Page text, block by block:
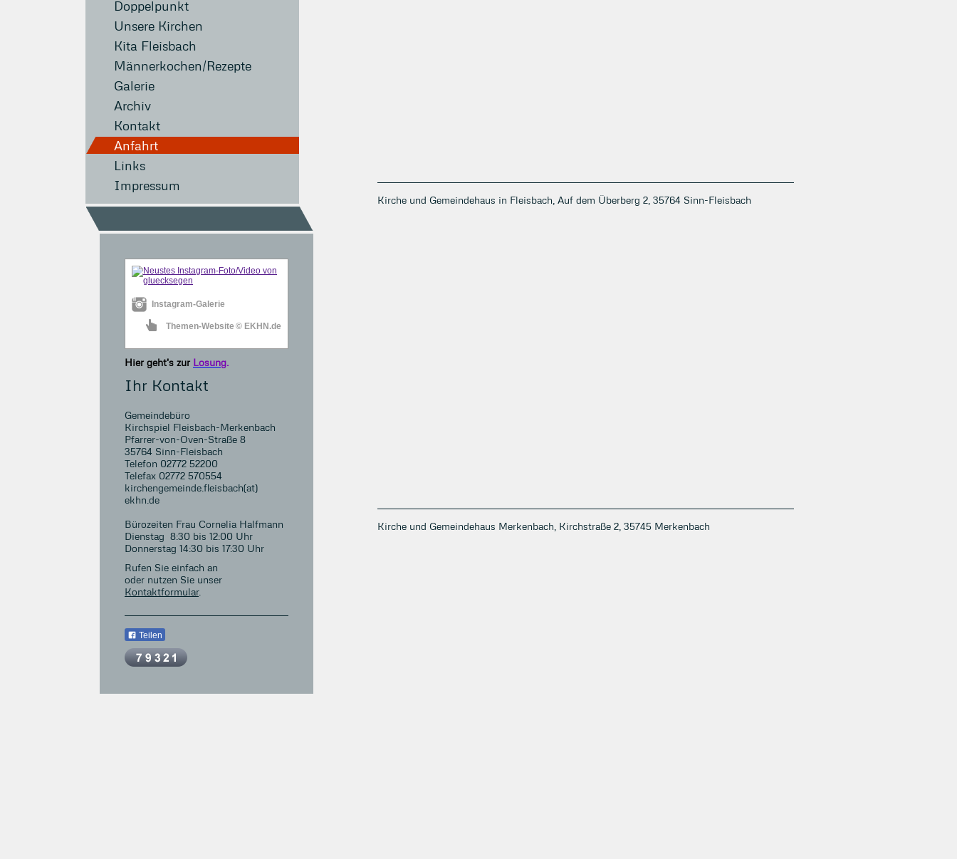
Doppelpunkt
Unsere Kirchen
Kita Fleisbach
Männerkochen/Rezepte
Galerie
Archiv
Kontakt
Anfahrt
Links
Impressum
Instagram-Galerie
Themen-Website © EKHN.de
Hier geht's zur Losung.
Ihr Kontakt
Gemeindebüro
Kirchspiel Fleisbach-Merkenbach
Pfarrer-von-Oven-Straße 8
35764 Sinn-Fleisbach
Telefon 02772 52200
Telefax 02772 570554
kirchengemeinde.fleisbach(at)
ekhn.de
Bürozeiten Frau Cornelia Halfmann
Dienstag 8:30 bis 12:00 Uhr
Donnerstag 14:30 bis 17:30 Uhr
Rufen Sie einfach an
oder nutzen Sie unser
Kontaktformular.
Teilen
Kirche und Gemeindehaus in Fleisbach, Auf dem Überberg 2, 35764 Sinn-Fleisbach
Kirche und Gemeindehaus Merkenbach, Kirchstraße 2, 35745 Merkenbach